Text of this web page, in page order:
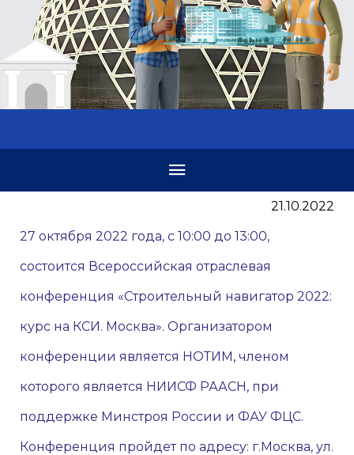
21.10.2022
27 октября 2022 года, с 10:00 до 13:00,
состоится Всероссийская отраслевая
конференция «Строительный навигатор 2022:
курс на КСИ. Москва». Организатором
конференции является НОТИМ, членом
которого является НИИСФ РААСН, при
поддержке Минстроя России и ФАУ ФЦС.
Конференция пройдет по адресу: г.Москва, ул.